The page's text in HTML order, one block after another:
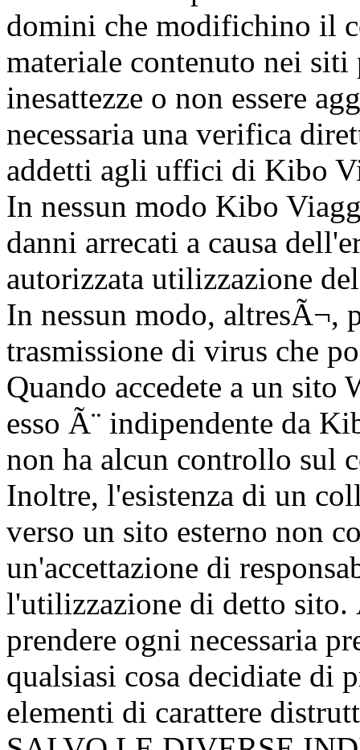
domini che modifichino il
materiale contenuto nei siti
inesattezze o non essere
necessaria una verifica
addetti agli uffici di Kibo
In nessun modo Kibo
danni arrecati a causa
autorizzata utilizzazione
In nessun modo, altresÃ¬,
trasmissione di virus che
Quando accedete a un sito
esso Ã¨ indipendente da
non ha alcun controllo sul
Inoltre, l'esistenza di un
verso un sito esterno non
un'accettazione di
l'utilizzazione di detto
prendere ogni necessaria
qualsiasi cosa decidiate di
elementi di carattere